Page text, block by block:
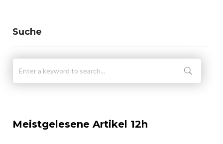
Suche
Meistgelesene Artikel 12h